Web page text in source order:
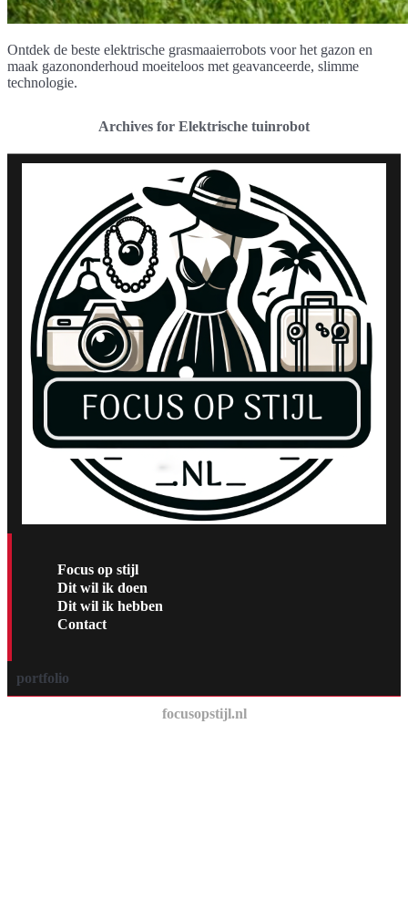
Ontdek de beste elektrische grasmaaierrobots voor het gazon en
maak gazononderhoud moeiteloos met geavanceerde, slimme
technologie.
Archives for Elektrische tuinrobot
Focus op stijl
Dit wil ik doen
Dit wil ik hebben
Contact
portfolio
focusopstijl.nl